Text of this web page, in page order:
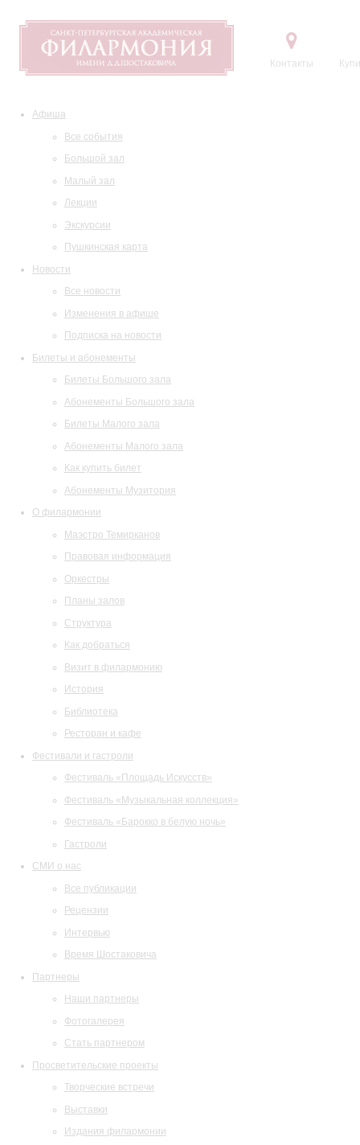
Контакты
Афиша
Все события
Большой зал
Малый зал
Лекции
Экскурсии
Пушкинская карта
Новости
Все новости
Изменения в афише
Подписка на новости
Билеты и абонементы
Билеты Большого зала
Абонементы Большого зала
Билеты Малого зала
Абонементы Малого зала
Как купить билет
Абонементы Музитория
О филармонии
Маэстро Темирканов
Правовая информация
Оркестры
Планы залов
Структура
Как добраться
Визит в филармонию
История
Библиотека
Ресторан и кафе
Фестивали и гастроли
Фестиваль «Площадь Искусств»
Фестиваль «Музыкальная коллекция»
Фестиваль «Барокко в белую ночь»
Гастроли
СМИ о нас
Все публикации
Рецензии
Интервью
Время Шостаковича
Партнеры
Наши партнеры
Фотогалерея
Стать партнером
Просветительские проекты
Творческие встречи
Выставки
Издания филармонии